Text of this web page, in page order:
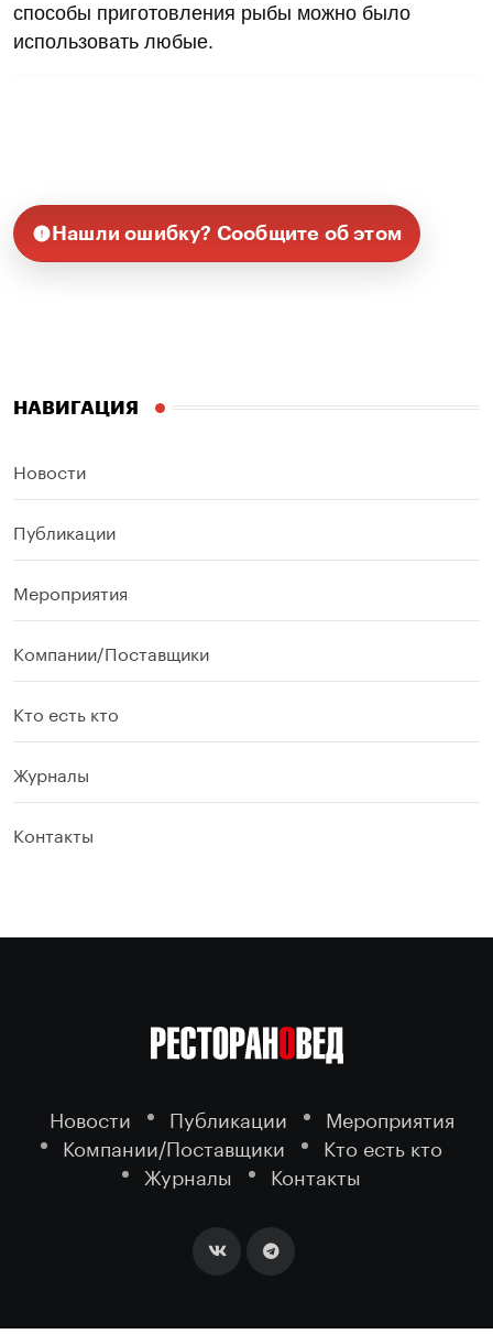
способы приготовления рыбы можно было
использовать любые.
Нашли ошибку? Сообщите об этом
НАВИГАЦИЯ
Новости
Публикации
Мероприятия
Компании/Поставщики
Кто есть кто
Журналы
Контакты
Новости Публикации
Мероприятия
Компании/Поставщики
Кто есть кто
Журналы
Контакты